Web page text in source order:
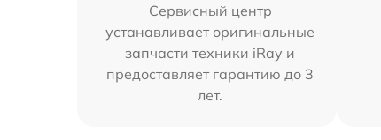
Сервисный центр
устанавливает оригинальные
запчасти техники iRay и
предоставляет гарантию до 3
лет.